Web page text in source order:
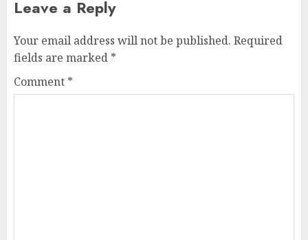
Leave a Reply
Your email address will not be published. Required
fields are marked *
Comment *